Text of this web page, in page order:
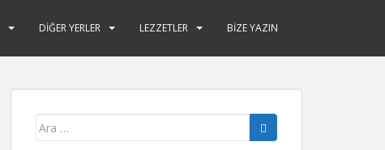
DIĞER YERLER LEZZETLER BIZE YAZIN
Arama yap: